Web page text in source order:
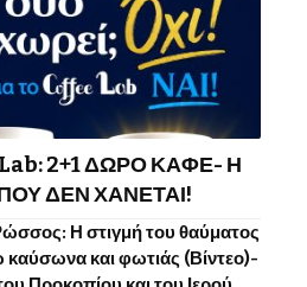
2+1 ΔΩΡΟ ΚΑΦΕ- Η
ΔΕΝ ΧΑΝΕΤΑΙ!
Η στιγμή του θαύματος
καύσωνα και φωτιάς (Βίντεο)-